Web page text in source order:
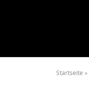
Startseite »